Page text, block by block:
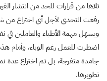
تلاها من قرارات للحد من انتشار
رفعت التحدي لأجل أي اختراع من
ويسهّل مهمة الأطباء والعاملين
اضطرت للعمل رغم الوباء، وأمام
جامدة متفرجة، بل تم اختراع عدة
تطويرها.